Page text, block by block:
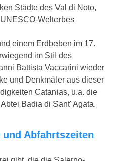
Städte des Val di Noto,
Welterbes
einem Erdbeben im 17.
im Stil des
Battista Vaccarini wieder
und Denkmäler aus dieser
Catanias, u.a. die
Badia di Sant' Agata.